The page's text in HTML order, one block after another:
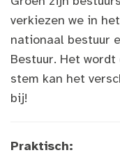
verkiezen we in
nationaal bestuur
Bestuur. Het
stem kan het
bij!
Praktisch: